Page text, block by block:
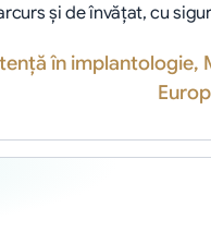
şi de învăţat, cu
în implantologie,